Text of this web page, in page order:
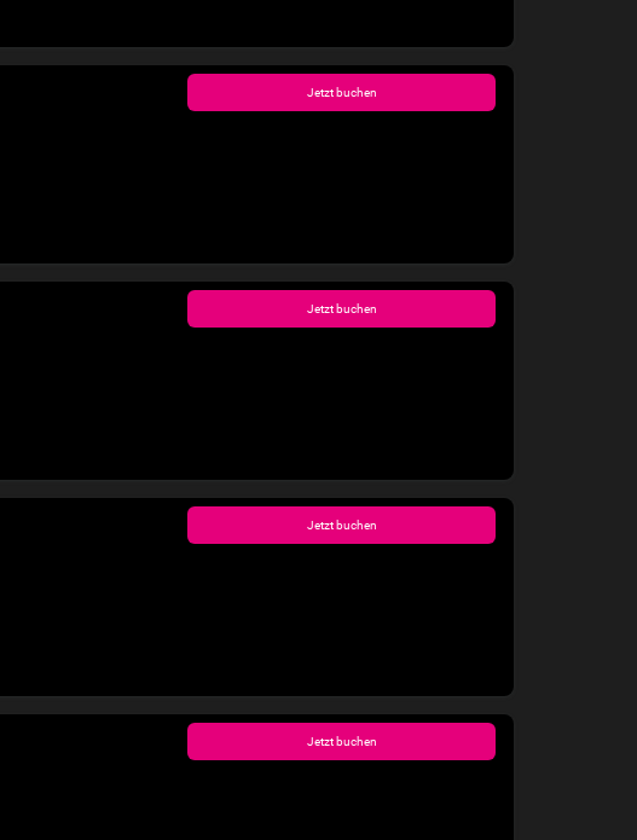
Jetzt buchen
Jetzt buchen
Jetzt buchen
Jetzt buchen